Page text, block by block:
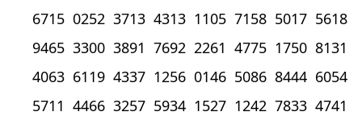
6715 0252 3713 4313 1105 7158 5017 5618
9465 3300 3891 7692 2261 4775 1750 8131
4063 6119 4337 1256 0146 5086 8444 6054
5711 4466 3257 5934 1527 1242 7833 4741